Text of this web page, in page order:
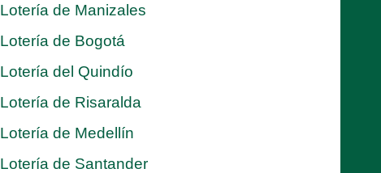
Lotería de Manizales
Lotería de Bogotá
Lotería del Quindío
Lotería de Risaralda
Lotería de Medellín
Lotería de Santander